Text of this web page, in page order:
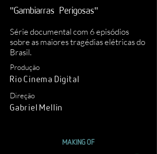
"Gambiarras Perigosas"
Série documental com 6 episódios
sobre as maiores tragédias elétricas do
Brasil.
Produção
Rio Cinema Digital
Direção
Gabriel Mellin
MAKING OF